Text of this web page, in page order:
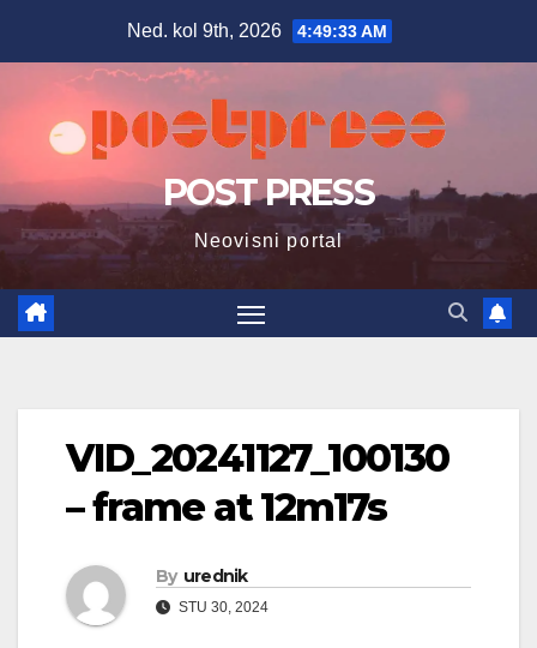
Ned. kol 9th, 2026 4:49:34 AM
POST PRESS
Neovisni portal
VID_20241127_100130
– frame at 12m17s
By urednik
STU 30, 2024